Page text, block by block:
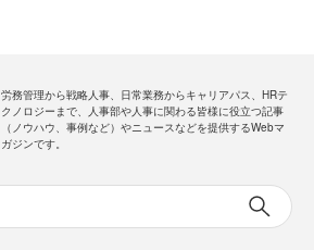
労務管理から戦略人事、日常業務からキャリアパス、HRテ
クノロジーまで、人事部や人事に関わる皆様に役立つ記事
（ノウハウ、事例など）やニュースなどを提供するWebマ
ガジンです。